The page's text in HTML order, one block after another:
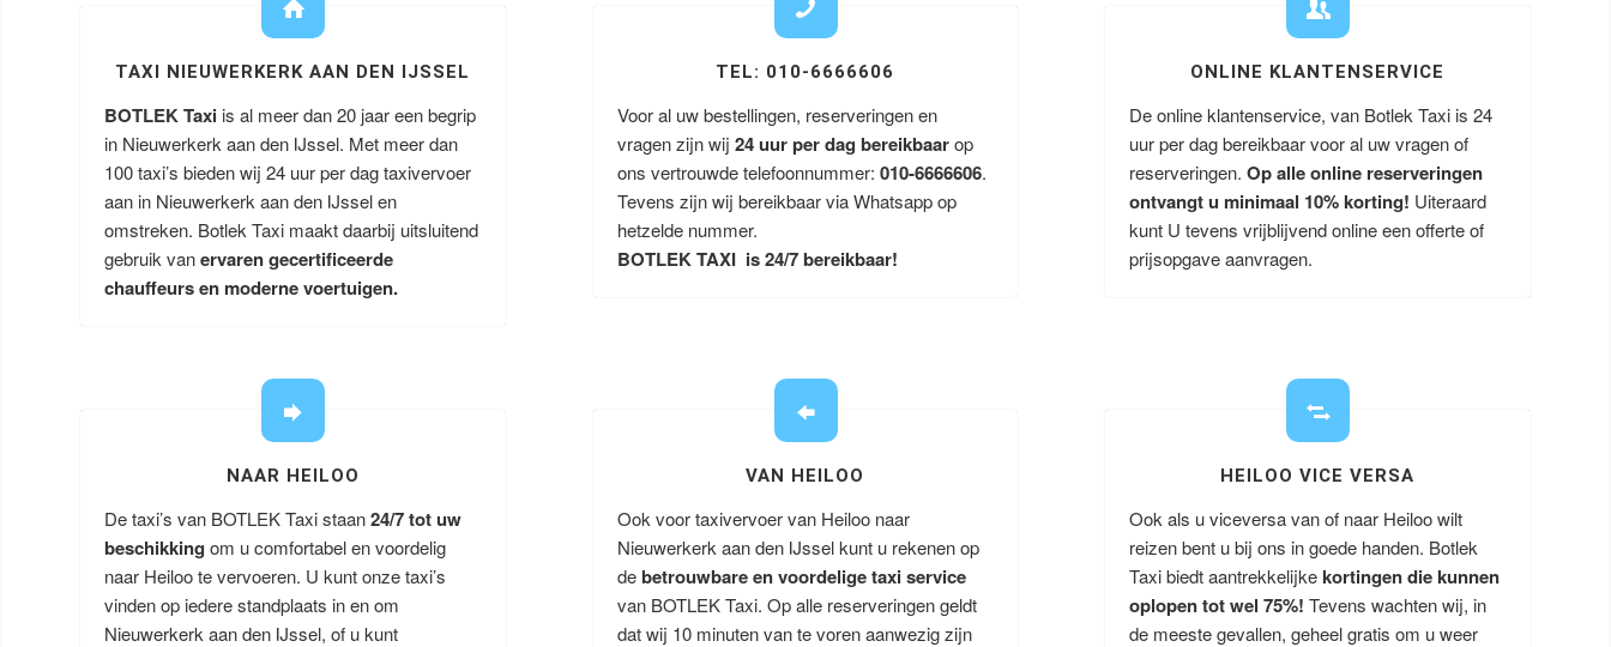
TAXI NIEUWERKERK AAN DEN IJSSEL
BOTLEK Taxi is al meer dan 20 jaar een begrip
in Nieuwerkerk aan den IJssel. Met meer dan
100 taxi’s bieden wij 24 uur per dag taxivervoer
aan in Nieuwerkerk aan den IJssel en
omstreken. Botlek Taxi maakt daarbij uitsluitend
gebruik vanervaren gecertificeerde
chauffeurs en moderne voertuigen.
TEL: 010-6666606
Voor al uw bestellingen, reserveringen en
vragen zijn wij 24 uur per dag bereikbaarop
ons vertrouwde telefoonnummer: 010-6666606.
Tevens zijn wij bereikbaar via Whatsapp op
hetzelde nummer.
BOTLEK TAXI is 24/7 bereikbaar!
ONLINE KLANTENSERVICE
De online klantenservice, van Botlek Taxi is 24
uur per dag bereikbaar voor al uw vragen of
reserveringen.Op alle online reserveringen
ontvangt u minimaal 10% korting! Uiteraard
kunt U tevens vrijblijvend online een offerte of
prijsopgave aanvragen.
NAAR HEILOO
De taxi’s van BOTLEK Taxi staan24/7 tot uw
beschikking om u comfortabel en voordelig
naar Heiloo te vervoeren. U kunt onze taxi’s
vinden op iedere standplaats in en om
Nieuwerkerk aan den IJssel, of u kunt
VAN HEILOO
Ook voor taxivervoer van Heiloo naar
Nieuwerkerk aan den IJssel kunt u rekenen op
debetrouwbare en voordelige taxi service
van BOTLEK Taxi. Op alle reserveringen geldt
dat wij 10 minuten van te voren aanwezig zijn
HEILOO VICE VERSA
Ook als u viceversa van of naar Heiloo wilt
reizen bent u bij ons in goede handen. Botlek
Taxi biedt aantrekkelijkekortingen die kunnen
oplopen tot wel 75%!Tevens wachten wij, in
de meeste gevallen, geheel gratis om u weer